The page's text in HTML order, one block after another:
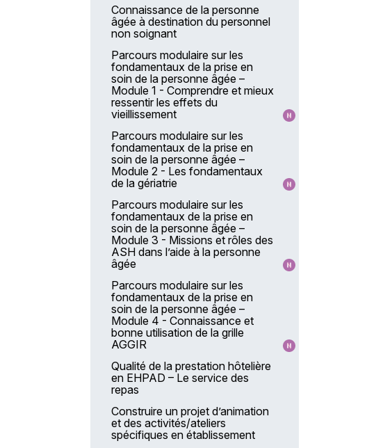
Connaissance de la personne
âgée à destination du personnel
non soignant
Parcours modulaire sur les
fondamentaux de la prise en
soin de la personne âgée –
Module 1 - Comprendre et mieux
ressentir les effets du
vieillissement
Parcours modulaire sur les
fondamentaux de la prise en
soin de la personne âgée –
Module 2 - Les fondamentaux
de la gériatrie
Parcours modulaire sur les
fondamentaux de la prise en
soin de la personne âgée –
Module 3 - Missions et rôles des
ASH dans l’aide à la personne
âgée
Parcours modulaire sur les
fondamentaux de la prise en
soin de la personne âgée –
Module 4 - Connaissance et
bonne utilisation de la grille
AGGIR
Qualité de la prestation hôtelière
en EHPAD – Le service des
repas
Construire un projet d’animation
et des activités/ateliers
spécifiques en établissement